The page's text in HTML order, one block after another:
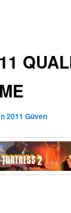
2011 Güven